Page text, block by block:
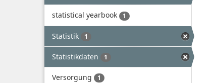
statistical yearbook 1
Statistik 1
Statistikdaten 1
Versorgung 1